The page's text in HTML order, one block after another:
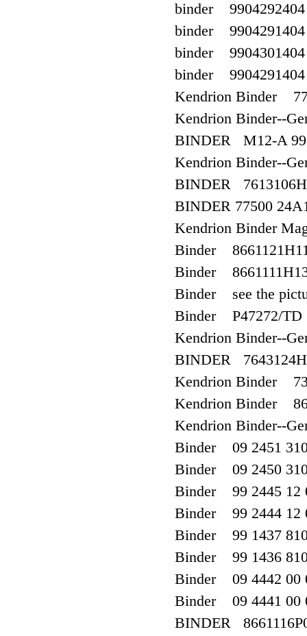
binder 9904292404
binder 9904291404
binder 9904301404
binder 9904291404
Kendrion Binder
Kendrion Binder--
BINDER M12-A 99
Kendrion Binder--
BINDER
BINDER 77500
Kendrion Binder
Binder
Binder
Binder see the
Binder P47272/TD
Kendrion Binder--
BINDER
Kendrion Binder
Kendrion Binder
Kendrion Binder--
Binder 09 2451
Binder 09 2450
Binder 99 2445 12
Binder 99 2444 12
Binder 99 1437
Binder 99 1436
Binder 09 4442 00
Binder 09 4441 00
BINDER